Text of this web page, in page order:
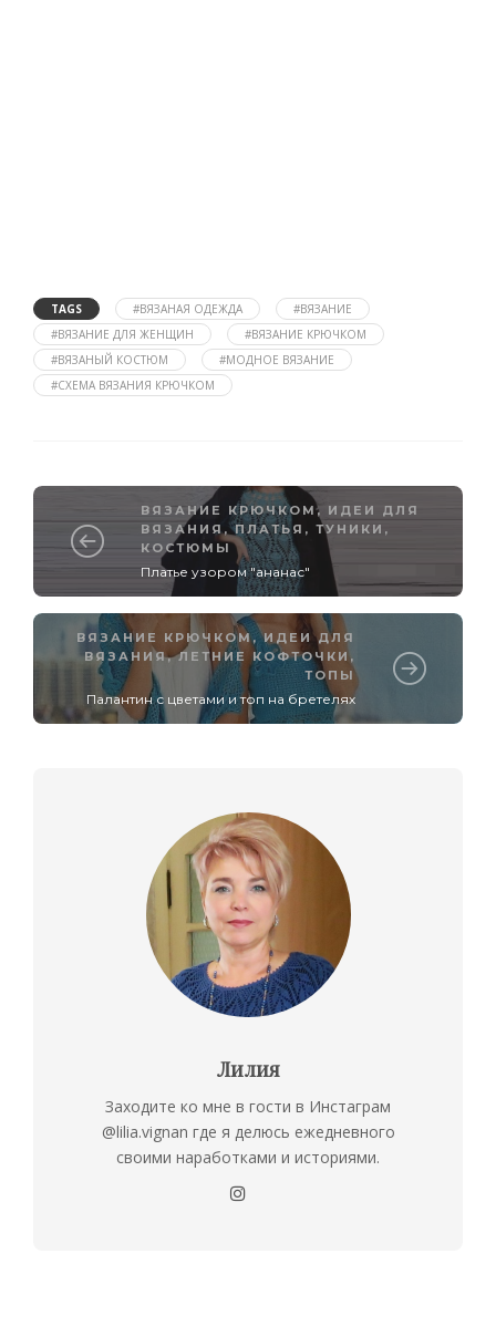
TAGS #ВЯЗАНАЯ ОДЕЖДА
#ВЯЗАНИЕ
#ВЯЗАНИЕ ДЛЯ ЖЕНЩИН
#ВЯЗАНИЕ КРЮЧКОМ
#ВЯЗАНЫЙ КОСТЮМ
#МОДНОЕ ВЯЗАНИЕ
#СХЕМА ВЯЗАНИЯ КРЮЧКОМ
ВЯЗАНИЕ КРЮЧКОМ, ИДЕИ ДЛЯ
ВЯЗАНИЯ ,ПЛАТЬЯ, ТУНИКИ,
КОСТЮМЫ
Платье узором "ананас"
ВЯЗАНИЕ КРЮЧКОМ,ИДЕИ ДЛЯ
ВЯЗАНИЯ,ЛЕТНИЕ КОФТОЧКИ,
ТОПЫ
Палантин с цветами и топ на бретелях
Лилия
Заходите ко мне в гости в Инстаграм
@lilia.vignan где я делюсь ежедневного
своими наработками и историями.